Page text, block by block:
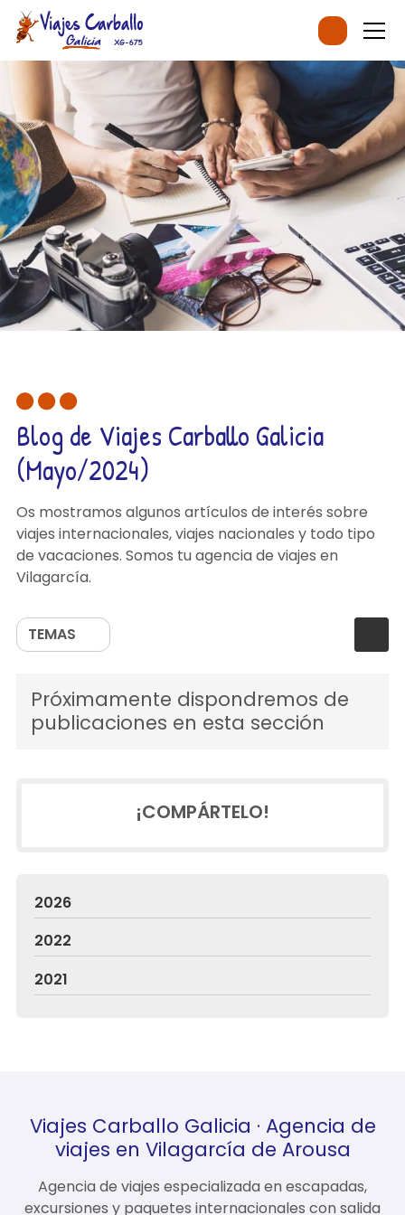
Blog de Viajes Carballo Galicia
(Mayo/2024)
Os mostramos algunos artículos de interés sobre
viajes internacionales, viajes nacionales y todo tipo
de vacaciones. Somos tu agencia de viajes en
Vilagarcía.
TEMAS
Próximamente dispondremos de
publicaciones en esta sección
¡COMPÁRTELO!
2026
2022
2021
Viajes Carballo Galicia · Agencia de
viajes en Vilagarcía de Arousa
Agencia de viajes especializada en escapadas,
excursiones y paquetes internacionales con salida